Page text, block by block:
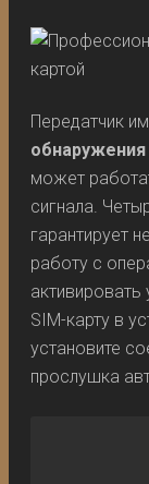
Передатчик
обнаружения
может
сигнала.
гарантирует
работу с
SIM-карту в
установите
прослушка